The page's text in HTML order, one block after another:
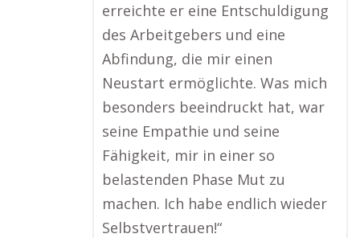
erreichte er eine Entschuldigung
des Arbeitgebers und eine
Abfindung, die mir einen
Neustart ermöglichte. Was mich
besonders beeindruckt hat, war
seine Empathie und seine
Fähigkeit, mir in einer so
belastenden Phase Mut zu
machen. Ich habe endlich wieder
Selbstvertrauen!“